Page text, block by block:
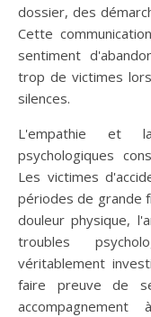
dossier, des
Cette
sentiment
trop de victimes
silences.
L'empathie et
psychologiques
Les victimes
périodes de grande
douleur physique,
troubles
véritablement
faire preuve de